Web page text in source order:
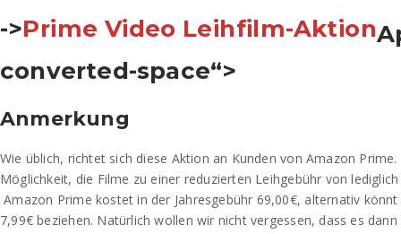
->Prime Video Leihfilm-Aktion
converted-space“>
Anmerkung
Wie üblich, richtet sich diese Aktion an Kunden von Amazon
Möglichkeit, die Filme zu einer reduzierten Leihgebühr von
Amazon Prime kostet in der Jahresgebühr 69,00€, alternativ
7,99€ beziehen. Natürlich wollen wir nicht vergessen, dass es